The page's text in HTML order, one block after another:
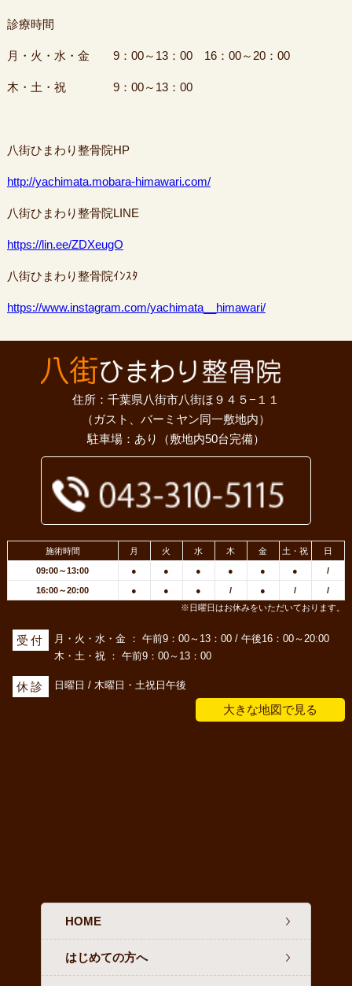
診療時間
月・火・水・金 9：00～13：00 16：00～20：00
木・土・祝 9：00～13：00
八街ひまわり整骨院HP
http://yachimata.mobara-himawari.com/
八街ひまわり整骨院LINE
https://lin.ee/ZDXeugO
八街ひまわり整骨院ｲﾝｽﾀ
https://www.instagram.com/yachimata__himawari/
住所：千葉県八街市八街ほ９４５−１１
（ガスト、バーミヤン同一敷地内）
駐車場：あり（敷地内50台完備）
施術時間 月 火 水 木 金 土・祝 日
09:00～13:00 ● ● ● ● ● ● /
16:00～20:00 ● ● ● / ● /
/
※日曜日はお休みをいただいております。
受付
月・火・水・金 ： 午前9：00～13：00 / 午後16：00～20:00
木・土・祝 ： 午前9：00～13：00
休診 日曜日 / 木曜日・土祝日午後
大きな地図で見る
HOME
はじめての方へ